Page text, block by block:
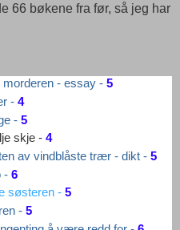
66 bøkene fra før, så jeg har
morderen - essay - 5
- 4
- 5
skje - 4
av vindblåste trær - dikt - 5
- 6
søsteren - 5
- 5